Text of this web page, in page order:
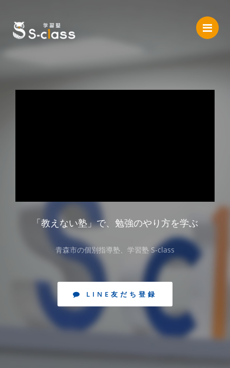
「教えない塾」で、勉強のやり方を学ぶ
青森市の個別指導塾、学習塾 S-class
LINE友だち登録